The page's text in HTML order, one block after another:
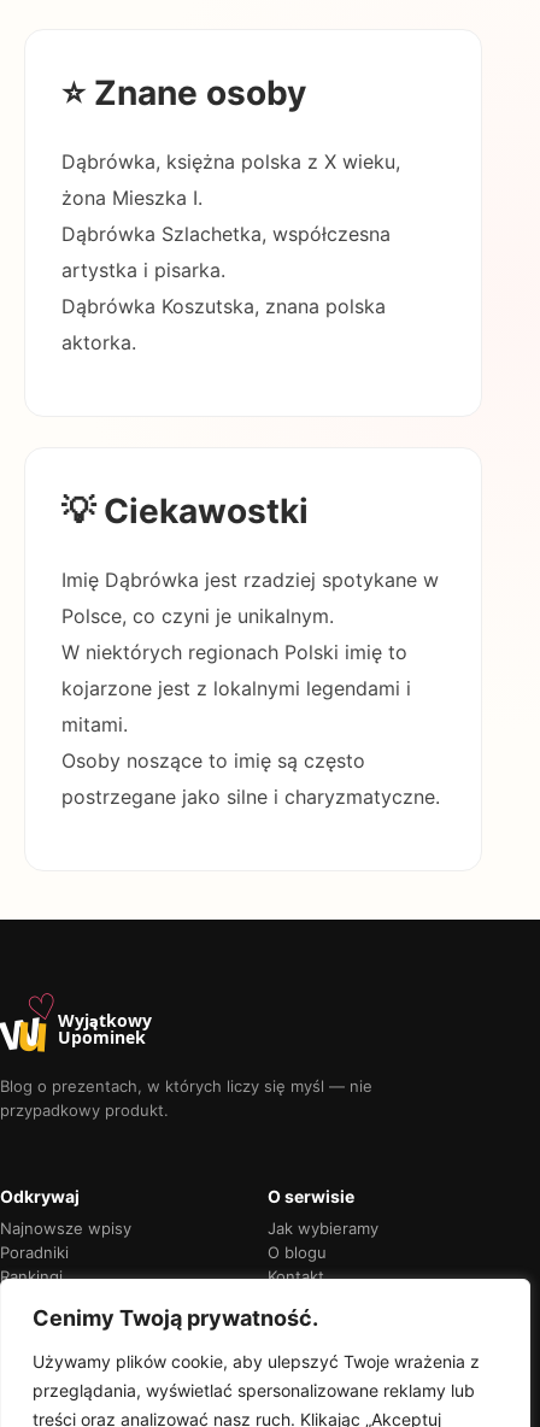
Cenimy Twoją prywatność.
Używamy plików cookie, aby ulepszyć Twoje wrażenia z
przeglądania, wyświetlać spersonalizowane reklamy lub
treści oraz analizować nasz ruch. Klikając „Akceptuj
⭐ Znane osoby
Dąbrówka, księżna polska z X wieku,
żona Mieszka I.
Dąbrówka Szlachetka, współczesna
artystka i pisarka.
Dąbrówka Koszutska, znana polska
aktorka.
💡 Ciekawostki
Imię Dąbrówka jest rzadziej spotykane w
Polsce, co czyni je unikalnym.
W niektórych regionach Polski imię to
kojarzone jest z lokalnymi legendami i
mitami.
Osoby noszące to imię są często
postrzegane jako silne i charyzmatyczne.
u♡Wyjątkowy
Upominek
Blog o prezentach, w których liczy się myśl — nie
przypadkowy produkt.
Odkrywaj
Najnowsze wpisy
Poradniki
Rankingi
O serwisie
Jak wybieramy
O blogu
Kontakt
Przejrzyste rekomendacje